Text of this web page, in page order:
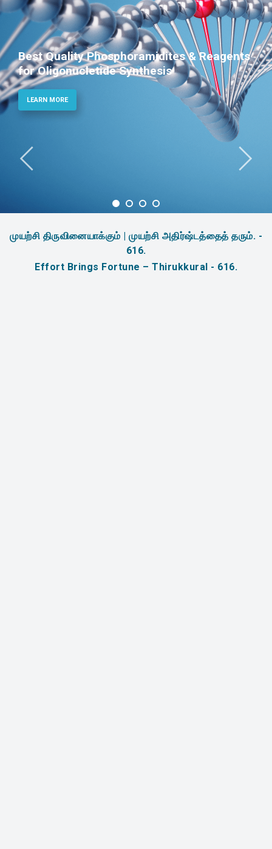
Best Quality Phosphoramidites & Reagents
for Oligonucletide Synthesis
LEARN MORE
முயற்சி திருவினையாக்கும் | முயற்சி அதிர்ஷ்டத்தைத் தரும். -
616.
Effort Brings Fortune – Thirukkural - 616.